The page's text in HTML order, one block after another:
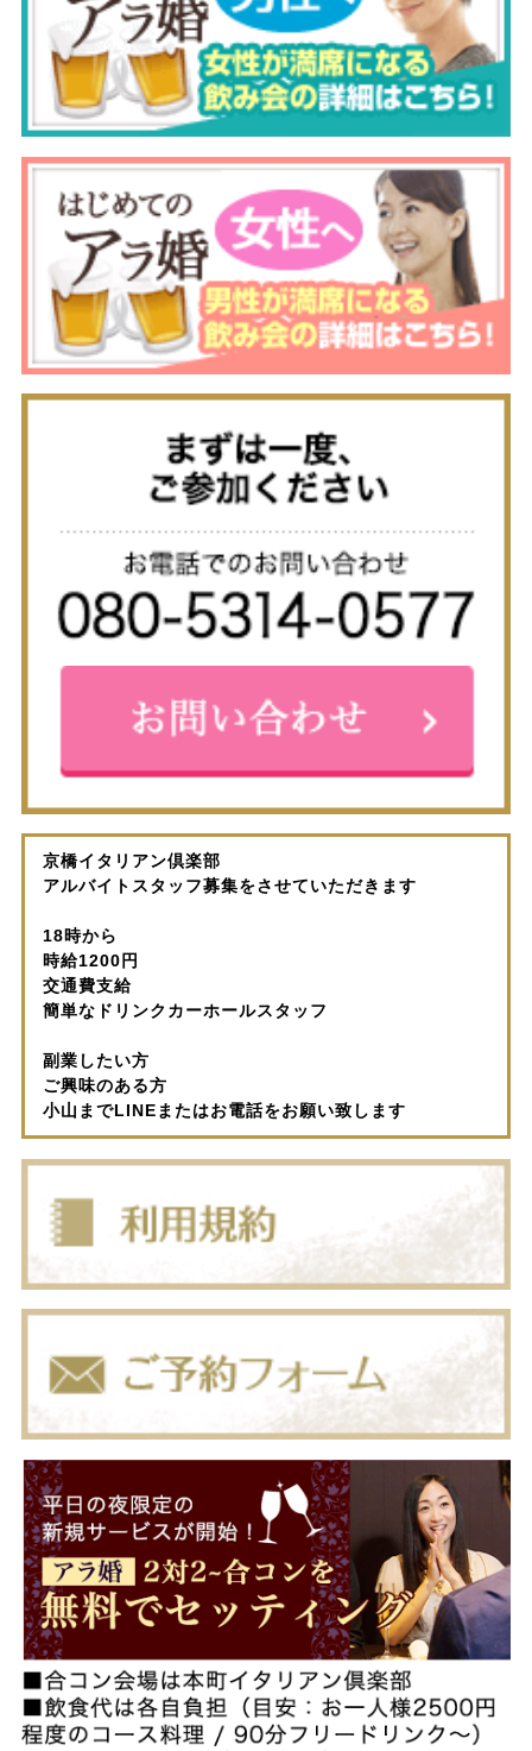
京橋イタリアン倶楽部
アルバイトスタッフ募集をさせていただきます
18時から
時給1200円
交通費支給
簡単なドリンクカーホールスタッフ
副業したい方
ご興味のある方
小山までLINEまたはお電話をお願い致します